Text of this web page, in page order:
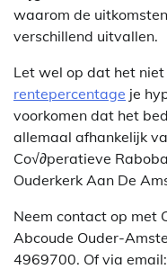
waarom de
verschillend uitvallen.
Let wel op dat het
rentepercentage je
voorkomen dat het
allemaal afhankelijk
Co√∂peratieve
Ouderkerk Aan De
Neem contact op met
Abcoude Ouder-
4969700. Of via email: